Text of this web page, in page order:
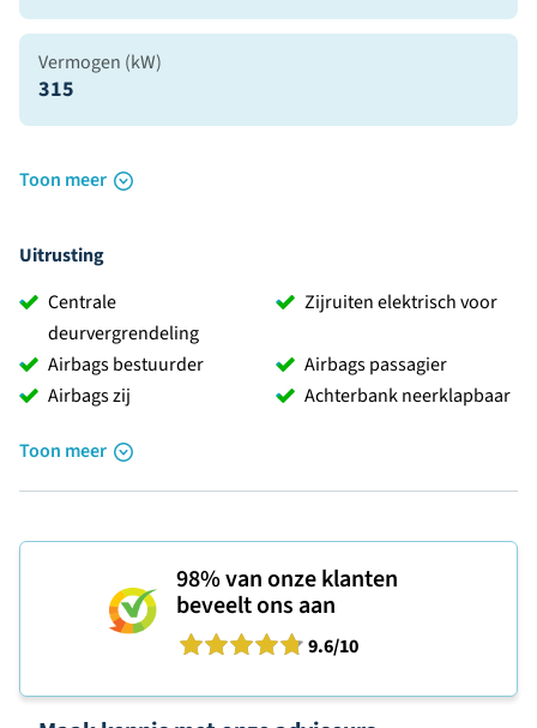
Vermogen (kW)
315
Toon meer
Uitrusting
Centrale
deurvergrendeling
Zijruiten elektrisch voor
Airbags bestuurder
Airbags passagier
Airbags zij
Achterbank neerklapbaar
Toon meer
98%van onze klanten
beveelt ons aan
9.6/10